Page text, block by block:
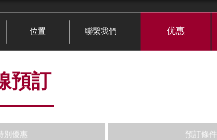
位置 聯繫我們 优惠
預訂
別優惠 預訂條件